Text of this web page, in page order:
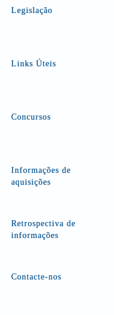
Legislação
Links Úteis
Concursos
Informações de
aquisições
Retrospectiva de
informações
Contacte-nos